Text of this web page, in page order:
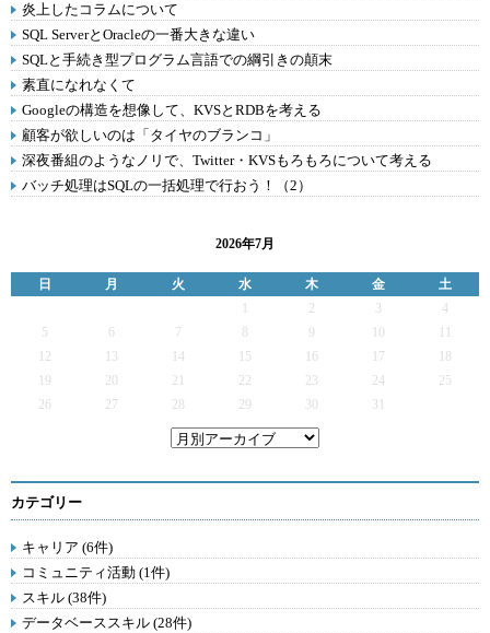
炎上したコラムについて
SQL ServerとOracleの一番大きな違い
SQLと手続き型プログラム言語での綱引きの顛末
素直になれなくて
Googleの構造を想像して、KVSとRDBを考える
顧客が欲しいのは「タイヤのブランコ」
深夜番組のようなノリで、Twitter・KVSもろもろについて考える
バッチ処理はSQLの一括処理で行おう！（2）
2026年7月
日 月 火 水 木 金
土
2 3
4
5
6 7 9
12
13 14 15 16 17
19
20 21 22 23 24
25
26
27 28 29 30 31
カテゴリー
キャリア (6件)
コミュニティ活動 (1件)
スキル (38件)
データベーススキル (28件)